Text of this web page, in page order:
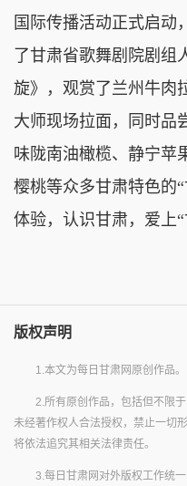
国际传播活动正式启动
了甘肃省歌舞剧院剧组
旋》，观赏了兰州牛肉
大师现场拉面，同时品
味陇南油橄榄、静宁苹
樱桃等众多甘肃特色的
体验，认识甘肃，爱上“
版权声明
1.本文为每日甘肃网原创作品。
2.所有原创作品，包括但不限
未经著作权人合法授权，禁止一切
将依法追究其相关法律责任。
3.每日甘肃网对外版权工作统